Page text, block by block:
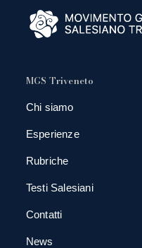
MGS Triveneto
Chi siamo
Esperienze
Rubriche
Testi Salesiani
Contatti
News